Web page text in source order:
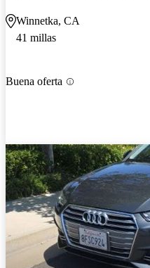
Winnetka, CA
41 millas
Buena oferta